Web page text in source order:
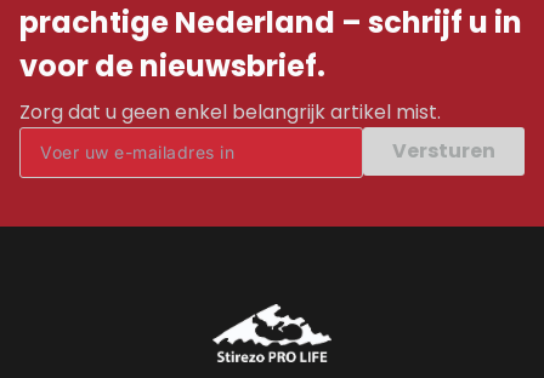
prachtige Nederland – schrijf u in
voor de nieuwsbrief.
Zorg dat u geen enkel belangrijk artikel mist.
Versturen